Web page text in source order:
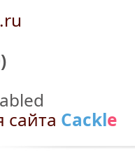
)
Cackle